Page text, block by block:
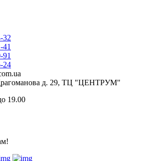
32
41
91
24
д. 29, ТЦ "ЦЕНТРУМ"
19.00